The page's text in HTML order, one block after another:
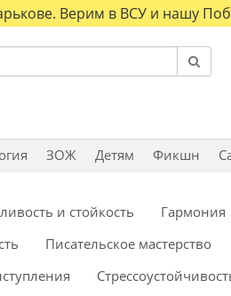
Верим в ВСУ и нашу
ЗОЖ Детям Фикшн
и стойкость Гармония
Писательское мастерство